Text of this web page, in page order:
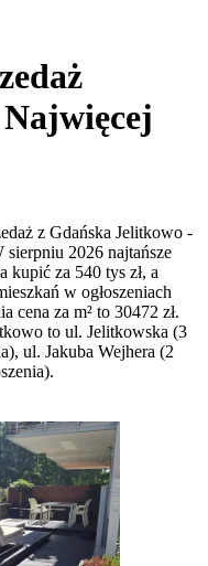
Najwięcej
z Gdańska Jelitkowo -
2026 najtańsze
kupić za 540 tys zł, a
w ogłoszeniach
cena za m² to 30472 zł.
to ul. Jelitkowska (3
ul. Jakuba Wejhera (2